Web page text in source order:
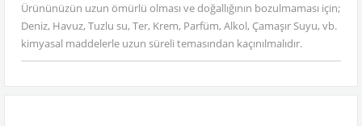
Ürününüzün uzun ömürlü olması ve doğallığının bozulmaması için;
Deniz, Havuz, Tuzlu su, Ter, Krem, Parfüm, Alkol, Çamaşır Suyu, vb.
kimyasal maddelerle uzun süreli temasından kaçınılmalıdır.